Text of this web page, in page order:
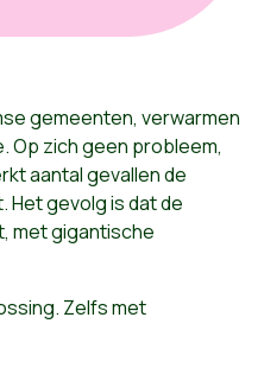
gemeenten, verwarmen
Op zich geen probleem,
aantal gevallen de
Het gevolg is dat de
met gigantische
Zelfs met